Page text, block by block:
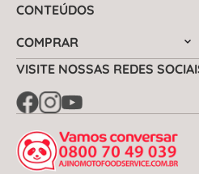
CONTEÚDOS
COMPRAR
VISITE NOSSAS REDES